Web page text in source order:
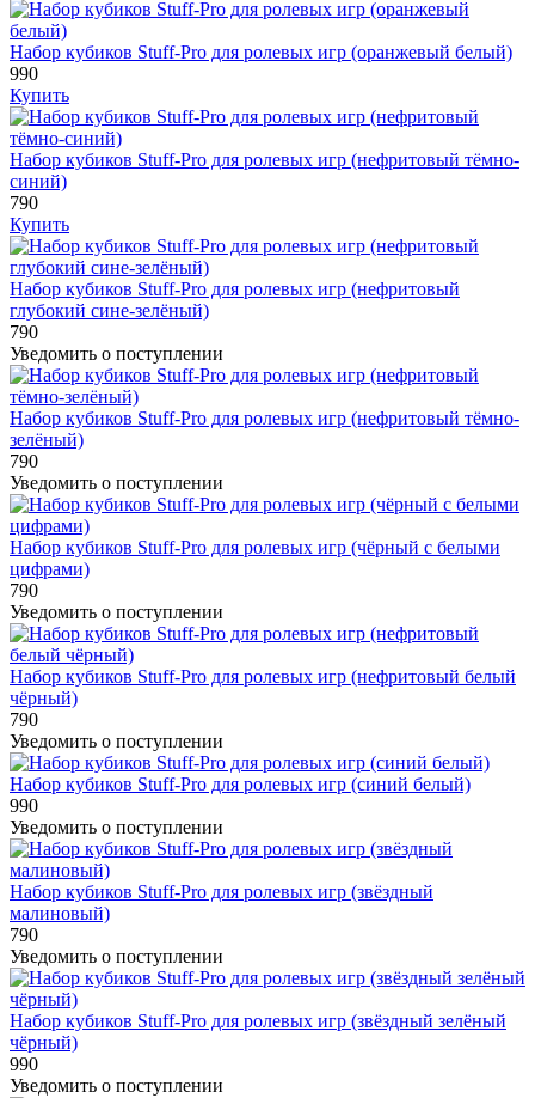
Набор кубиков Stuff-Pro для ролевых игр (оранжевый белый)
990
Купить
Набор кубиков Stuff-Pro для ролевых игр (нефритовый тёмно-
синий)
790
Купить
Набор кубиков Stuff-Pro для ролевых игр (нефритовый
глубокий сине-зелёный)
790
Уведомить о поступлении
Набор кубиков Stuff-Pro для ролевых игр (нефритовый тёмно-
зелёный)
790
Уведомить о поступлении
Набор кубиков Stuff-Pro для ролевых игр (чёрный с белыми
цифрами)
790
Уведомить о поступлении
Набор кубиков Stuff-Pro для ролевых игр (нефритовый белый
чёрный)
790
Уведомить о поступлении
Набор кубиков Stuff-Pro для ролевых игр (синий белый)
990
Уведомить о поступлении
Набор кубиков Stuff-Pro для ролевых игр (звёздный
малиновый)
790
Уведомить о поступлении
Набор кубиков Stuff-Pro для ролевых игр (звёздный зелёный
чёрный)
990
Уведомить о поступлении